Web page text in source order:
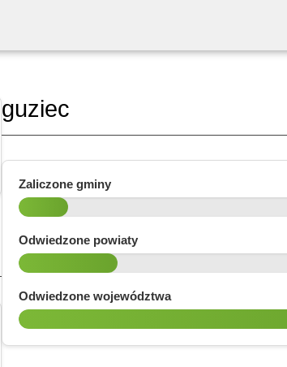
guziec
Zaliczone gminy
Odwiedzone powiaty
Odwiedzone województwa